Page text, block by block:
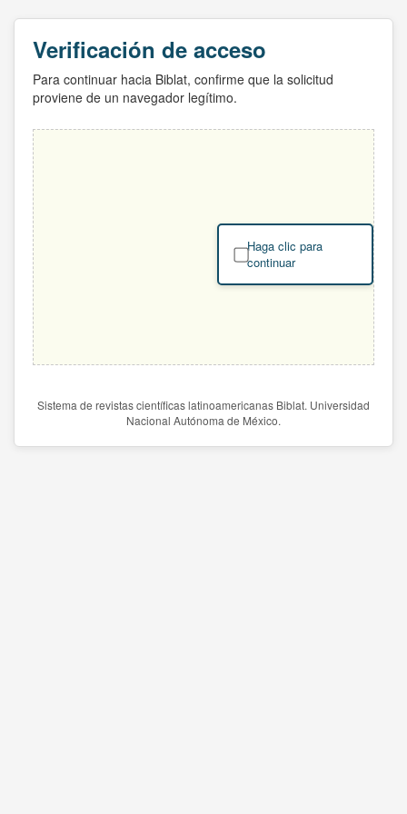
Verificación de acceso
Para continuar hacia Biblat, confirme que la solicitud
proviene de un navegador legítimo.
Haga clic para
continuar
Sistema de revistas científicas latinoamericanas Biblat. Universidad
Nacional Autónoma de México.